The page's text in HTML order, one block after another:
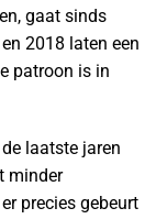
gaat sinds
2018 laten een
patroon is in
laatste jaren
minder
precies gebeurt